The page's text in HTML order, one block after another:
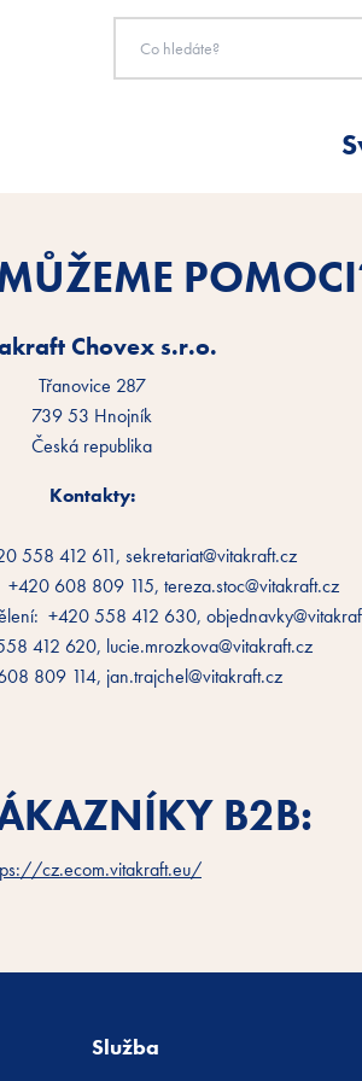
Chovex s.r.o.
Třanovice 287
739 53 Hnojník
Česká republika
Kontakty:
558 412 611, sekretariat@vitakraft.cz
608 809 115, tereza.stoc@vitakraft.cz
+420 558 412 630,
412 620, lucie.mrozkova@vitakraft.cz
809 114, jan.trajchel@vitakraft.cz
B2B:
cz.ecom.vitakraft.eu/
Služba